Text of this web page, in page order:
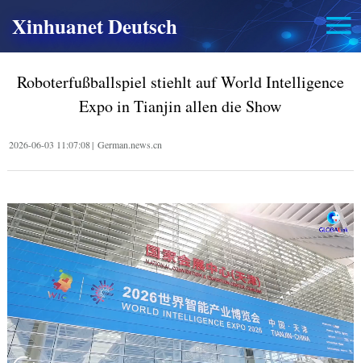
Xinhuanet Deutsch
Roboterfußballspiel stiehlt auf World Intelligence
Expo in Tianjin allen die Show
2026-06-03 11:07:08| German.news.cn